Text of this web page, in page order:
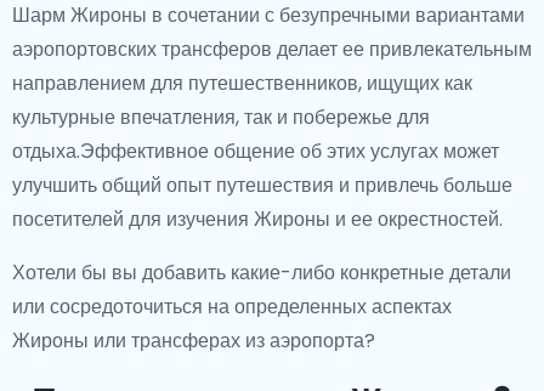
Шарм Жироны в сочетании с безупречными вариантами
аэропортовских трансферов делает ее привлекательным
направлением для путешественников, ищущих как
культурные впечатления, так и побережье для
отдыха.Эффективное общение об этих услугах может
улучшить общий опыт путешествия и привлечь больше
посетителей для изучения Жироны и ее окрестностей.
Хотели бы вы добавить какие-либо конкретные детали
или сосредоточиться на определенных аспектах
Жироны или трансферах из аэропорта?